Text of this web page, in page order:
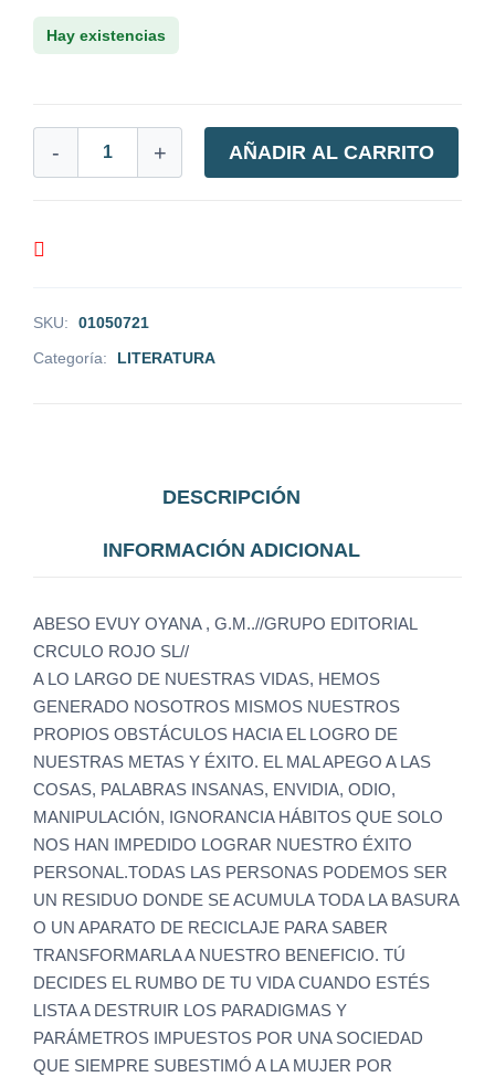
Hay existencias
- + AÑADIR AL CARRITO
SKU:
01050721
Categoría:
LITERATURA
DESCRIPCIÓN
INFORMACIÓN ADICIONAL
ABESO EVUY OYANA , G.M..//GRUPO EDITORIAL
CRCULO ROJO SL//
A LO LARGO DE NUESTRAS VIDAS, HEMOS
GENERADO NOSOTROS MISMOS NUESTROS
PROPIOS OBSTÁCULOS HACIA EL LOGRO DE
NUESTRAS METAS Y ÉXITO. EL MAL APEGO A LAS
COSAS, PALABRAS INSANAS, ENVIDIA, ODIO,
MANIPULACIÓN, IGNORANCIA HÁBITOS QUE SOLO
NOS HAN IMPEDIDO LOGRAR NUESTRO ÉXITO
PERSONAL.TODAS LAS PERSONAS PODEMOS SER
UN RESIDUO DONDE SE ACUMULA TODA LA BASURA
O UN APARATO DE RECICLAJE PARA SABER
TRANSFORMARLA A NUESTRO BENEFICIO. TÚ
DECIDES EL RUMBO DE TU VIDA CUANDO ESTÉS
LISTA A DESTRUIR LOS PARADIGMAS Y
PARÁMETROS IMPUESTOS POR UNA SOCIEDAD
QUE SIEMPRE SUBESTIMÓ A LA MUJER POR